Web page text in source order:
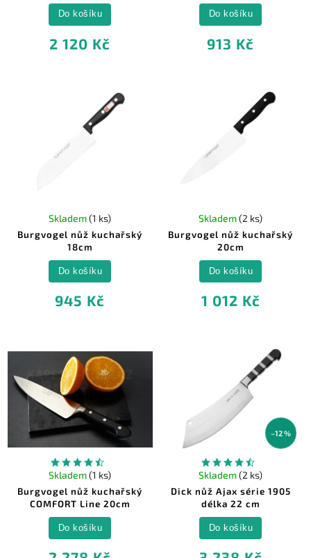
2 120 Kč
Do košíku
913 Kč
Do košíku
Burgvogel nůž kuchařský
18cm
Skladem(1 ks)
945 Kč
Do košíku
Burgvogel nůž kuchařský
20cm
Skladem(2 ks)
1 012 Kč
Do košíku
Burgvogel nůž kuchařský
COMFORT Line 20cm
Skladem(1 ks)
Do košíku
–12 %
Dick nůž Ajax série 1905
délka 22 cm
Skladem(2 ks)
Do košíku